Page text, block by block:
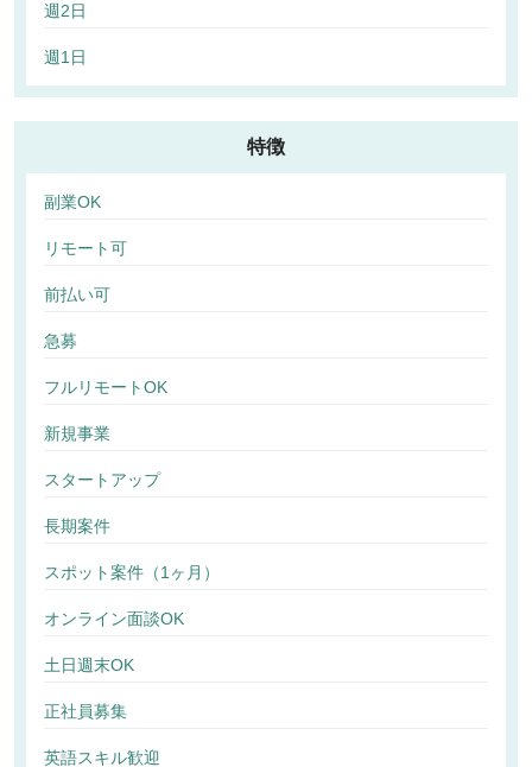
週2日
週1日
特徴
副業OK
リモート可
前払い可
急募
フルリモートOK
新規事業
スタートアップ
長期案件
スポット案件（1ヶ月）
オンライン面談OK
土日週末OK
正社員募集
英語スキル歓迎